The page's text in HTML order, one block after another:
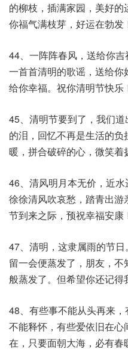
的柳枝，插满家园，美好
你福气满枝芽，好运在勃发
44、一阵阵春风，送给你
一首首清明的歌谣，送给
给你幸福。祝你清明节快乐
45、清明节要到了，我们
的泪，回忆不再是生活的
暖，拼合破碎的心，微笑着
46、清风明月本无价，近
徐徐清风吹哀愁，踏青出
节到来之际，预祝幸福安康
47、清明，这隶属雨的节
留一会便蒸发了，朋友，
般蒸发了。但希望你还记得
48、有些事不能从头再来
不能释怀，有些爱依旧在
在，只要面朝大海，必有春